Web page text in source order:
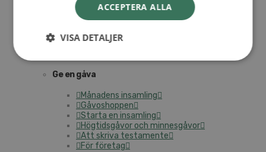
UTBILDNING
Ge en gåva
Månadens insamling
Gåvoshoppen
Starta en insamling
Högtidsgåvor och minnesgåvor
Att skriva testamente
För företag
ACCEPTERA ALLA
VISA DETALJER